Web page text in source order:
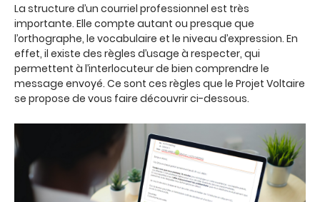
La structure d’un courriel professionnel est très
importante. Elle compte autant ou presque que
l’orthographe, le vocabulaire et le niveau d’expression. En
effet, il existe des règles d’usage à respecter, qui
permettent à l’interlocuteur de bien comprendre le
message envoyé. Ce sont ces règles que le Projet Voltaire
se propose de vous faire découvrir ci-dessous.